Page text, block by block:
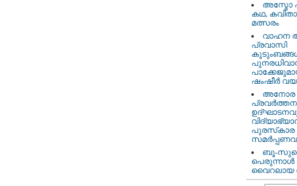
അസ്മോ
കഥ,
മത്സരം
വാഹന
പ്രവാസി
ഷംഷീർ
അനോര
പ്രവർത്തന
പുരസ്‌കാര
ബൂ-
പെരുന്നാൾ
വൈറലായ